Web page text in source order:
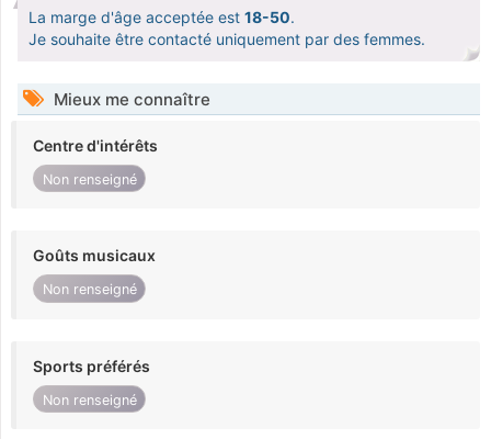
La marge d'âge acceptée est 18-50.
Je souhaite être contacté uniquement par des femmes.
Mieux me connaître
Centre d'intérêts
Non renseigné
Goûts musicaux
Non renseigné
Sports préférés
Non renseigné